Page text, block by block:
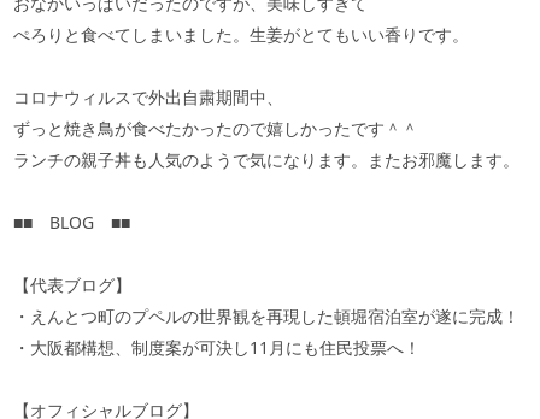
ぺろりと食べてしまいました。生姜がとてもいい香りです。
コロナウィルスで外出自粛期間中、
ずっと焼き鳥が食べたかったので嬉しかったです＾＾
ランチの親子丼も人気のようで気になります。またお邪魔します。
■■ BLOG ■■
【代表ブログ】
・えんとつ町のプペルの世界観を再現した頓堀宿泊室が遂に完成！
・大阪都構想、制度案が可決し11月にも住民投票へ！
【オフィシャルブログ】